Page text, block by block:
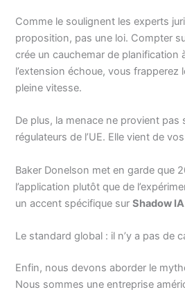
Comme le soulignent les experts
proposition, pas une loi. Compter
crée un cauchemar de planification
l’extension échoue, vous frapperez
pleine vitesse.
De plus, la menace ne provient pas
régulateurs de l’UE. Elle vient de
Baker Donelson met en garde que
l’application plutôt que de
un accent spécifique surShadow IA
Le standard global : il n’y a pas de
Enfin, nous devons aborder le
Nous sommes une entreprise